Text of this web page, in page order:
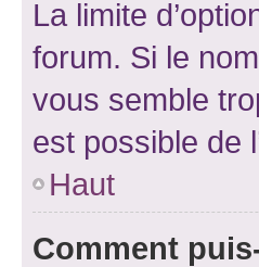
La limite
forum. Si le
vous semble
est possible de
Haut
Comment